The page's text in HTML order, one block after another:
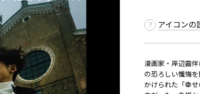
アイコンの
漫画家・岸辺露
の恐ろしい懺悔
かけられた「幸